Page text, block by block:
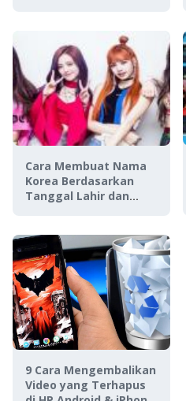
Cara Membuat Nama
Korea Berdasarkan
Tanggal Lahir dan
9 Cara Mengembalikan
Video yang Terhapus